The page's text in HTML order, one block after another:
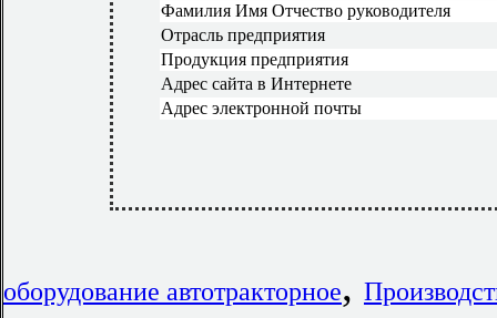
Фамилия Имя Отчество руководителя
Отрасль предприятия
Продукция предприятия
Адрес сайта в Интернете
Адрес электронной почты
оборудование автотракторное,